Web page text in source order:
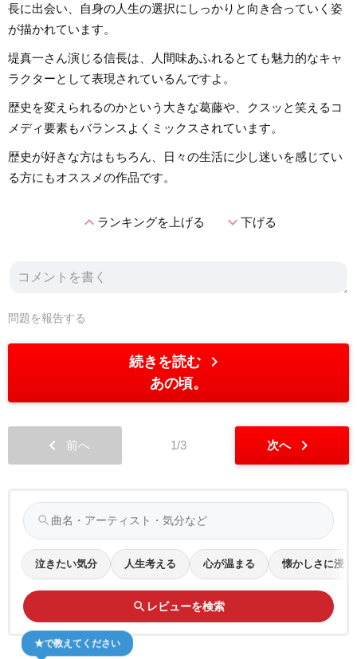
長に出会い、自身の人生の選択にしっかりと向き合っていく姿
が描かれています。
堤真一さん演じる信長は、人間味あふれるとても魅力的なキャ
ラクターとして表現されているんですよ。
歴史を変えられるのかという大きな葛藤や、クスッと笑えるコ
メディ要素もバランスよくミックスされています。
歴史が好きな方はもちろん、日々の生活に少し迷いを感じてい
る方にもオススメの作品です。
expand_lessランキングを上げる expand_more下げる
問題を報告する
続きを読む chevron_right
あの頃。
chevron_left 前へ 1/3 次へ chevron_right
search
泣きたい気分 人生考える 心が温まる 懐かしさに浸る
search レビューを検索
★で教えてください